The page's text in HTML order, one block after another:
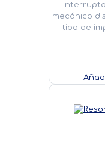
mecánico
tipo de